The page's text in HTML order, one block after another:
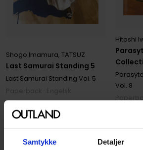
Samtykke Detaljer
Last Samurai Standing 5
Shogo Imamura, TATSUZ
Last Samurai Standing Vol. 5
Hitoshi
Vol. 8
10 Medlem
206